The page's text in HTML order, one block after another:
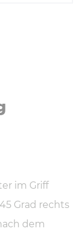
im Griff
Grad rechts
dem